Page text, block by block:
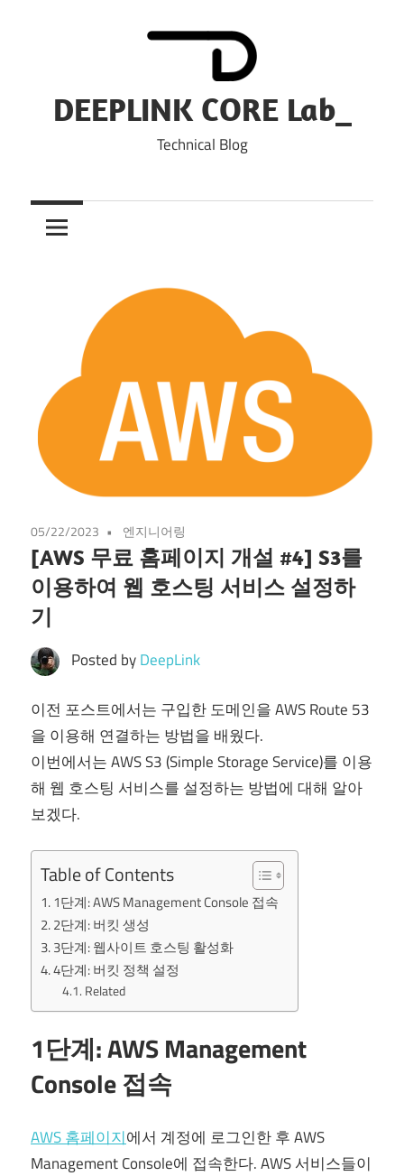
DEEPLINK CORE Lab_
Technical Blog
05/22/2023 엔지니어링
[AWS 무료 홈페이지 개설 #4] S3를
이용하여 웹 호스팅 서비스 설정하
기
Posted byDeepLink
이전 포스트에서는 구입한 도메인을 AWS Route 53
을 이용해 연결하는 방법을 배웠다.
이번에서는 AWS S3 (Simple Storage Service)를 이용
해 웹 호스팅 서비스를 설정하는 방법에 대해 알아
보겠다.
Table of Contents
1단계: AWS Management Console 접속
2단계: 버킷 생성
3단계: 웹사이트 호스팅 활성화
4단계: 버킷 정책 설정
Related
1단계: AWS Management
Console 접속
AWS 홈페이지에서 계정에 로그인한 후 AWS
Management Console에 접속한다. AWS 서비스들이